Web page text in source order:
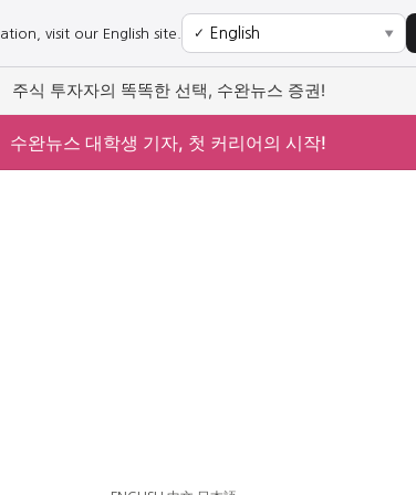
visit our English site. ✓ ▼
주식 투자자의 똑똑한 선택, 수완뉴스 증권!
수완뉴스 대학생 기자, 첫 커리어의 시작!